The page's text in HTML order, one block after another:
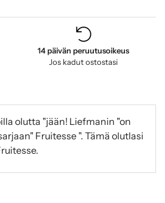
14 päivän peruutusoikeus
Jos kadut ostostasi
olutta "jään! Liefmanin "on
Fruitesse ". Tämä olutlasi